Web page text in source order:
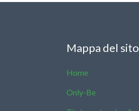
Mappa del sito
Home
Only-Be